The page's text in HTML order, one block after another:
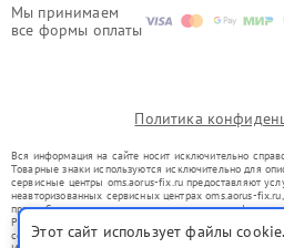
Мы принимаем
все формы оплаты
Политика
Вся информация на сайте носит исключительно
Товарные знаки используются исключительно для
сервисные центры oms.aorus-fix.ru предоставляют
неавторизованных сервисных центрах oms.aorus-
правообладателями товарных знаков или их
Ремонт осуществляется для устройств, уже
со статьей 1487 ГК РФ.
Этот сайт использует файлы